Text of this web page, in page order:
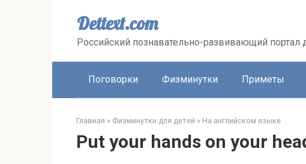
Dettext.com
Российский познавательно-развивающий портал
Поговорки Физминутки Приметы
Главная » Физминутки для детей » На английском языке
Put your hands on your